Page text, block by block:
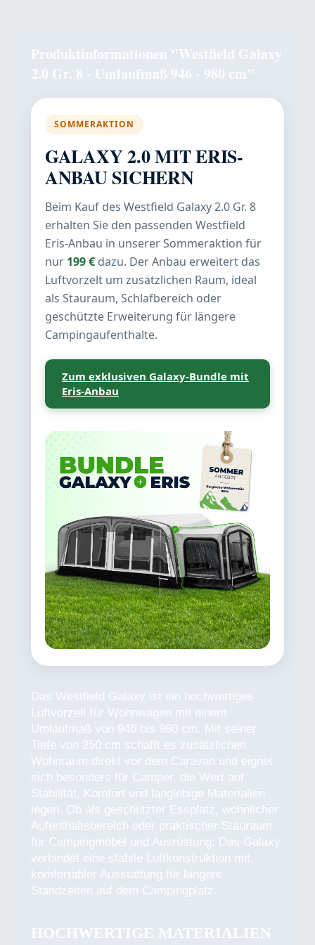
Produktinformationen "Westfield Galaxy
2.0 Gr. 8 - Umlaufmaß 946 - 980 cm"
SOMMERAKTION
GALAXY 2.0 MIT ERIS-
ANBAU SICHERN
Beim Kauf des Westfield Galaxy 2.0 Gr. 8
erhalten Sie den passenden Westfield
Eris-Anbau in unserer Sommeraktion für
nur 199 € dazu. Der Anbau erweitert das
Luftvorzelt um zusätzlichen Raum, ideal
als Stauraum, Schlafbereich oder
geschützte Erweiterung für längere
Campingaufenthalte.
Zum exklusiven Galaxy-Bundle mit
Eris-Anbau
Das Westfield Galaxy ist ein hochwertiges
Luftvorzelt für Wohnwagen mit einem
Umlaufmaß von 946 bis 980 cm. Mit seiner
Tiefe von 250 cm schafft es zusätzlichen
Wohnraum direkt vor dem Caravan und eignet
sich besonders für Camper, die Wert auf
Stabilität, Komfort und langlebige Materialien
legen. Ob als geschützter Essplatz, wohnlicher
Aufenthaltsbereich oder praktischer Stauraum
für Campingmöbel und Ausrüstung: Das Galaxy
verbindet eine stabile Luftkonstruktion mit
komfortabler Ausstattung für längere
Standzeiten auf dem Campingplatz.
HOCHWERTIGE MATERIALIEN